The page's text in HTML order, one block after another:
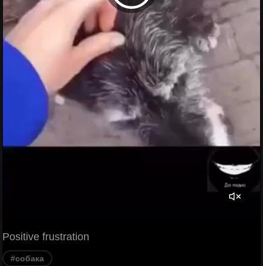
Positive frustration
#собака